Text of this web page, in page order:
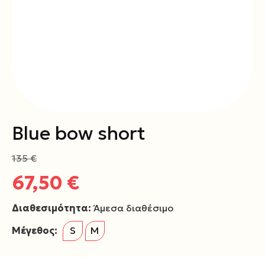
Blue bow short
135 €
67,50 €
Διαθεσιμότητα: Άμεσα διαθέσιμο
Μέγεθος:
S M